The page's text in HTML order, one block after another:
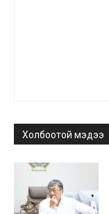
Холбоотой мэдээ